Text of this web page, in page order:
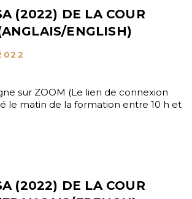
(2022) DE LA COUR
ENGLISH)
sur ZOOM (Le lien de connexion
le matin de la formation entre 10 h et
(2022) DE LA COUR